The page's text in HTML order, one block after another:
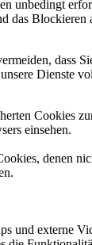
unbedingt
dass
Cookies
einsehen.
denen
und externe